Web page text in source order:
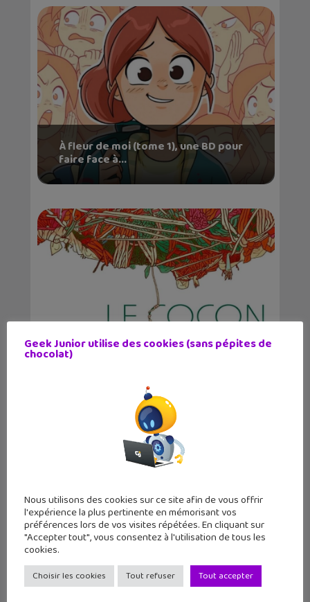
À fleur de moi (tome 1), une BD pour
faire face à...
Le cocon, une BD qui retrace la vie de
l’art...
Sortie BD : La Langue des vipères,
entre magie, se...
Geek Junior utilise des cookies (sans pépites de
chocolat)
Nous utilisons des cookies sur ce site afin de vous offrir
l'expérience la plus pertinente en mémorisant vos
préférences lors de vos visites répétées. En cliquant sur
"Accepter tout", vous consentez à l'utilisation de tous les
cookies.
Choisir les cookies Tout refuser Tout accepter